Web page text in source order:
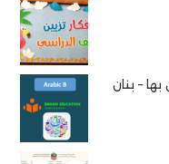
بها – بنان